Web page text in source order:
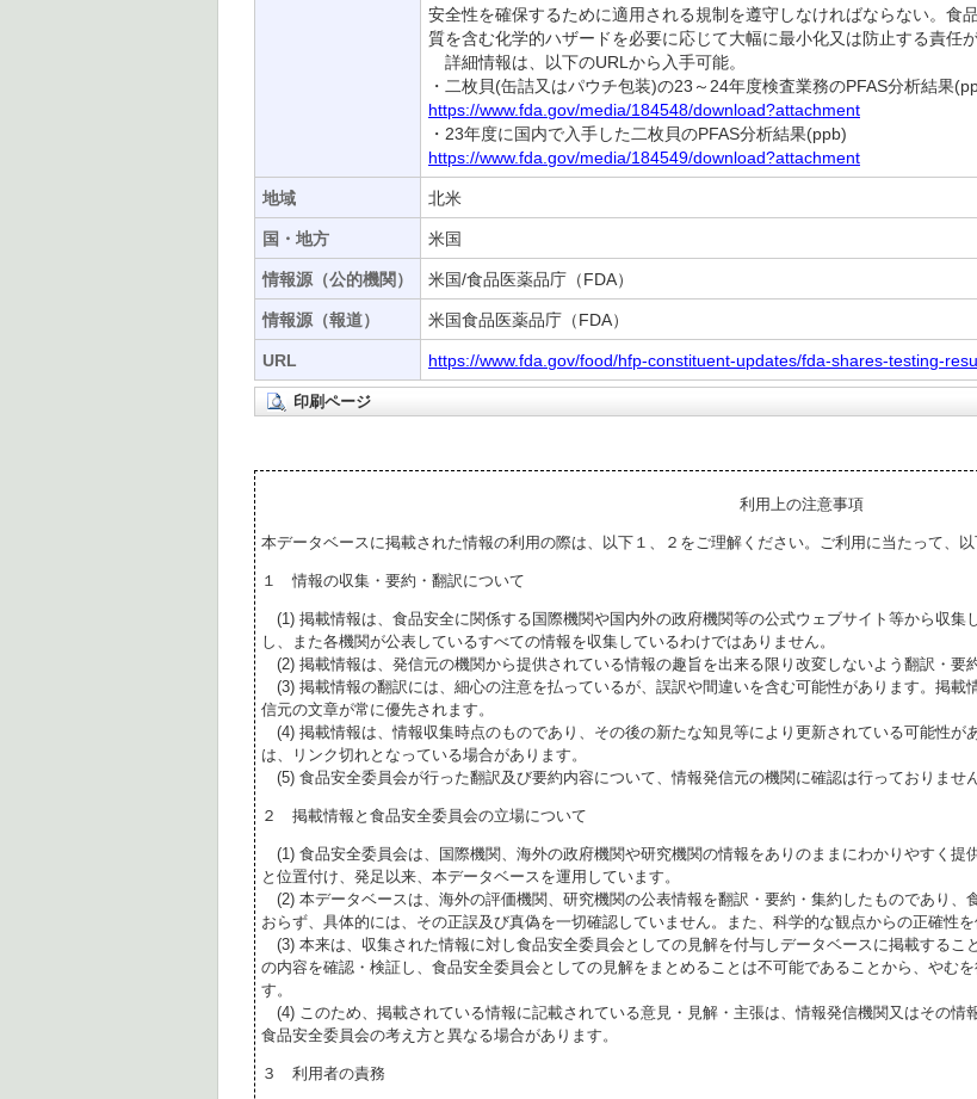
安全性を確保するために適用される規制を遵守しなければならない。食
質を含む化学的ハザードを必要に応じて大幅に最小化又は防止する責任が
詳細情報は、以下のURLから入手可能。
・二枚貝(缶詰又はパウチ包装)の23～24年度検査業務のPFAS分析結果
https://www.fda.gov/media/184548/download?attachment
・23年度に国内で入手した二枚貝のPFAS分析結果(ppb)
https://www.fda.gov/media/184549/download?attachment
地域 北米
国・地方 米国
情報源（公的機関） 米国/食品医薬品庁（FDA）
情報源（報道） 米国食品医薬品庁（FDA）
URL https://www.fda.gov/food/hfp-constituent-updates/fda-shares-testing-
印刷ページ
利用上の注意事項
本データベースに掲載された情報の利用の際は、以下１、２をご理解ください。ご利用に当たって、以
１ 情報の収集・要約・翻訳について
(1) 掲載情報は、食品安全に関係する国際機関や国内外の政府機関等の公式ウェブサイト等から収集
し、また各機関が公表しているすべての情報を収集しているわけではありません。
(2) 掲載情報は、発信元の機関から提供されている情報の趣旨を出来る限り改変しないよう翻訳・要
(3) 掲載情報の翻訳には、細心の注意を払っているが、誤訳や間違いを含む可能性があります。掲載
信元の文章が常に優先されます。
(4) 掲載情報は、情報収集時点のものであり、その後の新たな知見等により更新されている可能性が
は、リンク切れとなっている場合があります。
(5) 食品安全委員会が行った翻訳及び要約内容について、情報発信元の機関に確認は行っておりません
２ 掲載情報と食品安全委員会の立場について
(1) 食品安全委員会は、国際機関、海外の政府機関や研究機関の情報をありのままにわかりやすく提
と位置付け、発足以来、本データベースを運用しています。
(2) 本データベースは、海外の評価機関、研究機関の公表情報を翻訳・要約・集約したものであり、
おらず、具体的には、その正誤及び真偽を一切確認していません。また、科学的な観点からの正確性を
(3) 本来は、収集された情報に対し食品安全委員会としての見解を付与しデータベースに掲載するこ
の内容を確認・検証し、食品安全委員会としての見解をまとめることは不可能であることから、やむ
す。
(4) このため、掲載されている情報に記載されている意見・見解・主張は、情報発信機関又はその情
食品安全委員会の考え方と異なる場合があります。
３ 利用者の責務